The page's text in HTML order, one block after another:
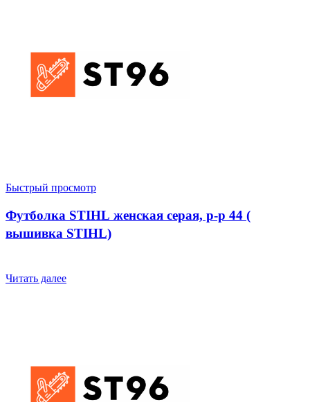
Быстрый просмотр
Футболка STIHL женская серая, р-р 44 (
вышивка STIHL)
Читать далее